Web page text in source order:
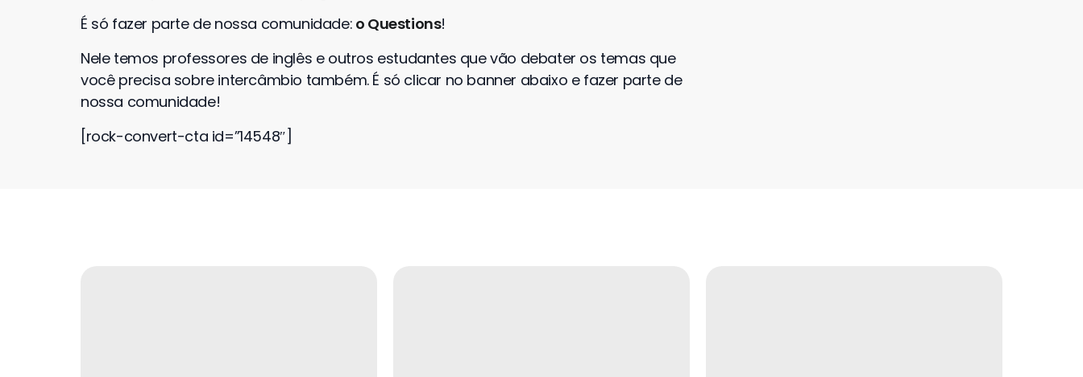
É só fazer parte de nossa comunidade: o Questions!
Nele temos professores de inglês e outros estudantes que vão debater os temas que
você precisa sobre intercâmbio também. É só clicar no banner abaixo e fazer parte de
nossa comunidade!
[rock-convert-cta id=”14548″]